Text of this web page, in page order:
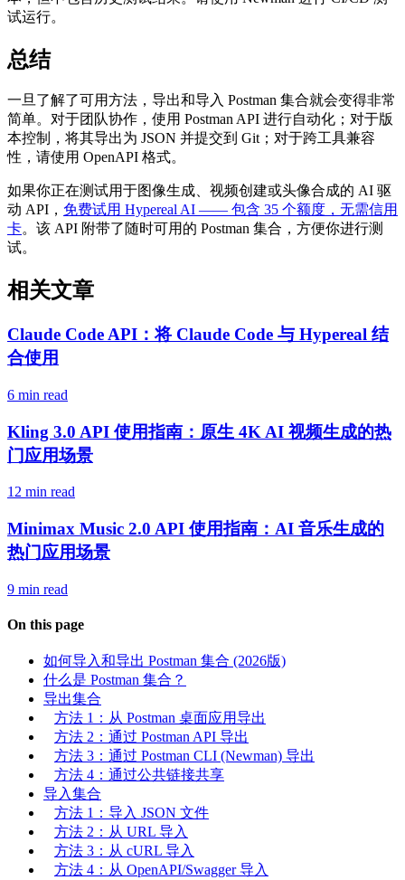
试运行。
总结
一旦了解了可用方法，导出和导入 Postman 集合就会变得非常
简单。对于团队协作，使用 Postman API 进行自动化；对于版
本控制，将其导出为 JSON 并提交到 Git；对于跨工具兼容
性，请使用 OpenAPI 格式。
如果你正在测试用于图像生成、视频创建或头像合成的 AI 驱
动 API， 免费试用 Hypereal AI —— 包含 35 个额度，无需信用
卡。该 API 附带了随时可用的 Postman 集合，方便你进行测
试。
相关文章
Claude Code API：将 Claude Code 与 Hypereal 结
合使用
6 min read
Kling 3.0 API 使用指南：原生 4K AI 视频生成的热
门应用场景
12 min read
Minimax Music 2.0 API 使用指南：AI 音乐生成的
热门应用场景
9 min read
On this page
如何导入和导出 Postman 集合 (2026版)
什么是 Postman 集合？
导出集合
方法 1：从 Postman 桌面应用导出
方法 2：通过 Postman API 导出
方法 3：通过 Postman CLI (Newman) 导出
方法 4：通过公共链接共享
导入集合
方法 1：导入 JSON 文件
方法 2：从 URL 导入
方法 3：从 cURL 导入
方法 4：从 OpenAPI/Swagger 导入